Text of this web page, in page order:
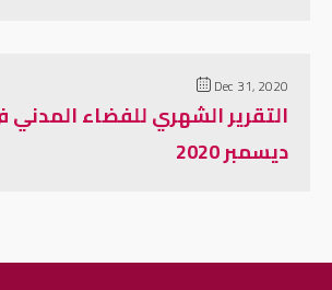
Dec 31, 2020
التقرير الشهري للفضاء المدني
ديسمبر 2020